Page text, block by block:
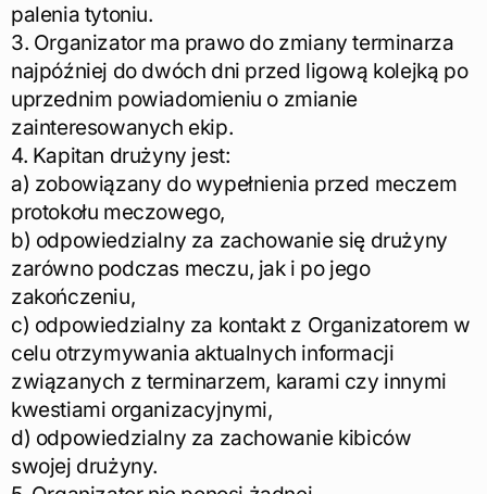
palenia tytoniu.
3. Organizator ma prawo do zmiany terminarza
najpóźniej do dwóch dni przed ligową kolejką po
uprzednim powiadomieniu o zmianie
zainteresowanych ekip.
4. Kapitan drużyny jest:
a) zobowiązany do wypełnienia przed meczem
protokołu meczowego,
b) odpowiedzialny za zachowanie się drużyny
zarówno podczas meczu, jak i po jego
zakończeniu,
c) odpowiedzialny za kontakt z Organizatorem w
celu otrzymywania aktualnych informacji
związanych z terminarzem, karami czy innymi
kwestiami organizacyjnymi,
d) odpowiedzialny za zachowanie kibiców
swojej drużyny.